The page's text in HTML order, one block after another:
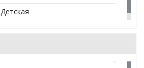
Детская